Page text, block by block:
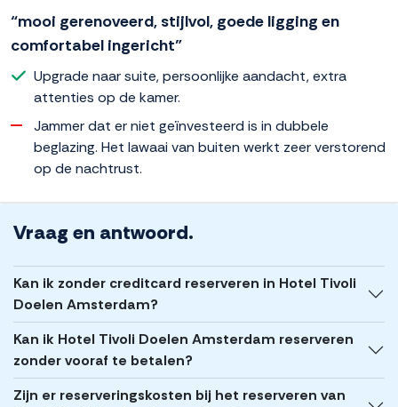
“mooi gerenoveerd, stijlvol, goede ligging en
comfortabel ingericht”
Upgrade naar suite, persoonlijke aandacht, extra
attenties op de kamer.
Jammer dat er niet geïnvesteerd is in dubbele
beglazing. Het lawaai van buiten werkt zeer verstorend
op de nachtrust.
Vraag en antwoord.
Kan ik zonder creditcard reserveren in Hotel Tivoli
Doelen Amsterdam?
Kan ik Hotel Tivoli Doelen Amsterdam reserveren
zonder vooraf te betalen?
Zijn er reserveringskosten bij het reserveren van